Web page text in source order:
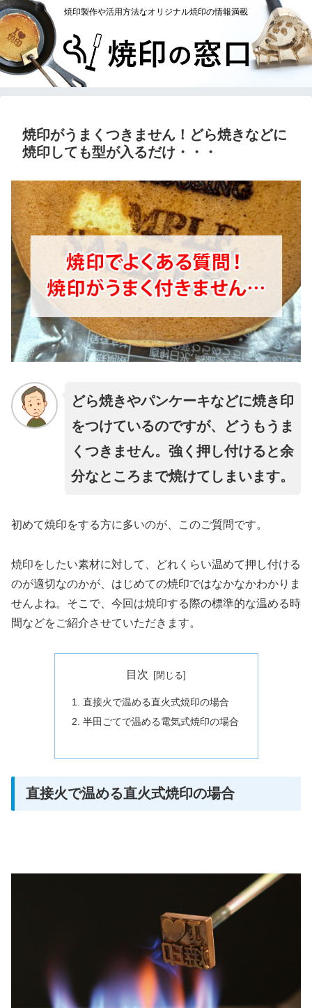
焼印製作や活用方法なオリジナル焼印の情報満載
焼印がうまくつきません！どら焼きなどに
焼印しても型が入るだけ・・・
どら焼きやパンケーキなどに焼き印
をつけているのですが、どうもうま
くつきません。強く押し付けると余
分なところまで焼けてしまいます。
初めて焼印をする方に多いのが、このご質問です。
焼印をしたい素材に対して、どれくらい温めて押し付ける
のが適切なのかが、はじめての焼印ではなかなかわかりま
せんよね。そこで、今回は焼印する際の標準的な温める時
間などをご紹介させていただきます。
目次
直接火で温める直火式焼印の場合
半田ごてで温める電気式焼印の場合
直接火で温める直火式焼印の場合